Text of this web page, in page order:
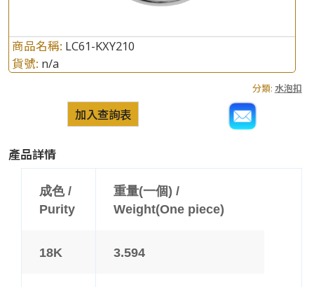
商品名稱: LC61-KXY210
貨號: n/a
分類: 水泡扣
加入查詢表
產品詳情
成色 /
Purity
重量(一個) /
Weight(One piece)
18K 3.594